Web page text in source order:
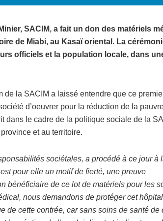
SACIM, a fait un don des matériels
de Miabi, au Kasaï oriental. La
officiels et la population locale, dans
de la SACIM a laissé entendre que ce
d’oeuvrer pour la réduction de la
dans le cadre de la politique sociale de la
et au territoire.
sociétales, a procédé à ce jour à
pour elle un motif de fierté, une preuve
bénéficiaire de ce lot de matériels pour les
nous demandons de protéger cet
de cette contrée, car sans soins de santé de